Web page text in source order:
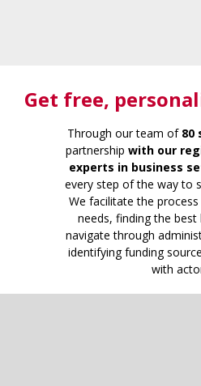
Get free,
Through our team of 80
partnership with our
experts in business
every step of the way to
We facilitate the
needs, finding the
navigate through
identifying funding
with